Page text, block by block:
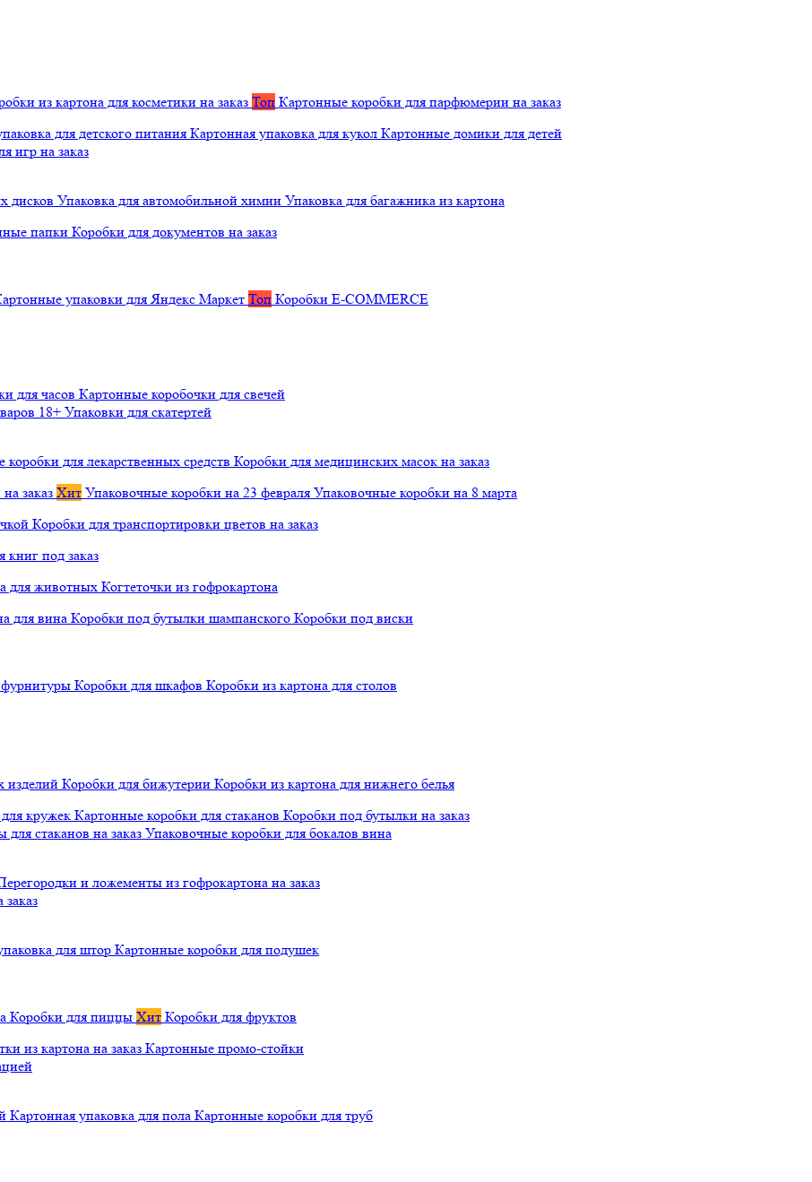
из картона для косметики на заказ Топ Картонные коробки для парфюмерии на заказ
для детского питания Картонная упаковка для кукол Картонные домики для детей
игр на заказ
дисков Упаковка для автомобильной химии Упаковка для багажника из картона
папки Коробки для документов на заказ
упаковки для Яндекс Маркет Топ Коробки E-COMMERCE
для часов Картонные коробочки для свечей
18+ Упаковки для скатертей
коробки для лекарственных средств Коробки для медицинских масок на заказ
заказ Хит Упаковочные коробки на 23 февраля Упаковочные коробки на 8 марта
Коробки для транспортировки цветов на заказ
книг под заказ
для животных Когтеточки из гофрокартона
для вина Коробки под бутылки шампанского Коробки под виски
Коробки для шкафов Коробки из картона для столов
изделий Коробки для бижутерии Коробки из картона для нижнего белья
кружек Картонные коробки для стаканов Коробки под бутылки на заказ
стаканов на заказ Упаковочные коробки для бокалов вина
и ложементы из гофрокартона на заказ
для штор Картонные коробки для подушек
Коробки для пиццы Хит Коробки для фруктов
из картона на заказ Картонные промо-стойки
Картонная упаковка для пола Картонные коробки для труб